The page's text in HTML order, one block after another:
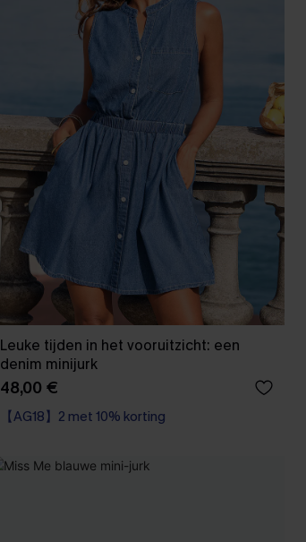
Leuke tijden in het vooruitzicht: een
denim minijurk
48,00 €
【AG18】2 met 10% korting